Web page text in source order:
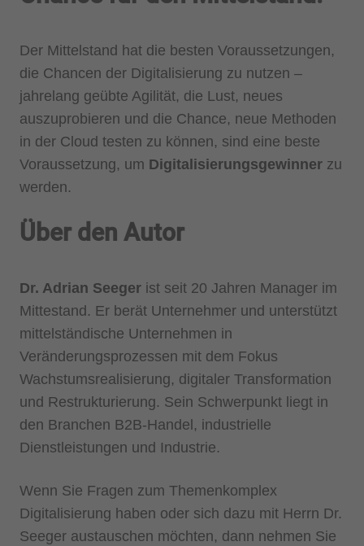
Der Mittelstand hat die besten Voraussetzungen,
die Chancen der Digitalisierung zu nutzen –
jahrelang geübte Agilität, die Lust, neues
auszuprobieren und die Chance, neue Methoden
in der Cloud testen zu können, sind eine beste
Voraussetzung, um Digitalisierungsgewinner zu
werden.
Über den Autor
Dr. Adrian Seeger ist seit 20 Jahren Manager im
Mittestand. Er berät Unternehmer und unterstützt
mittelständische Unternehmen in
Veränderungsprozessen mit dem Fokus
Wachstumsrealisierung, digitaler Transformation
und Restrukturierung. Sein Schwerpunkt liegt in
den Branchen B2B-Handel, industrielle
Dienstleistungen und Industrie.
Wenn Sie Fragen zum Themenkomplex
Digitalisierung haben oder sich dazu mit Herrn Dr.
Seeger austauschen möchten, dann nehmen Sie